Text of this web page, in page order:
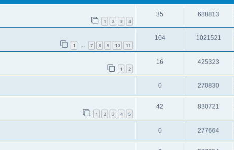
1 2 3 4
35 688813
1 … 7 8 9 10 11
104 1021521
1 2
16 425323
0 270830
1 2 3 4 5
42 830721
0 277664